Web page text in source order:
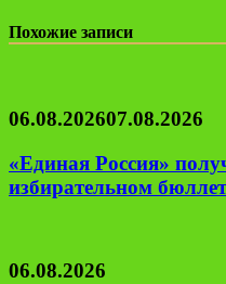
Похожие записи
06.08.202607.08.2026
«Единая Россия»
избирательном
06.08.2026